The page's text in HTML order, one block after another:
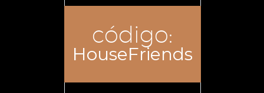
código:
HouseFriends